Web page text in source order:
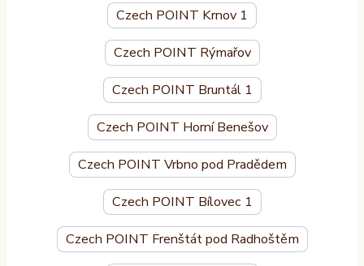
Czech POINT Krnov 1
Czech POINT Rýmařov
Czech POINT Bruntál 1
Czech POINT Horní Benešov
Czech POINT Vrbno pod Pradědem
Czech POINT Bílovec 1
Czech POINT Frenštát pod Radhoštěm